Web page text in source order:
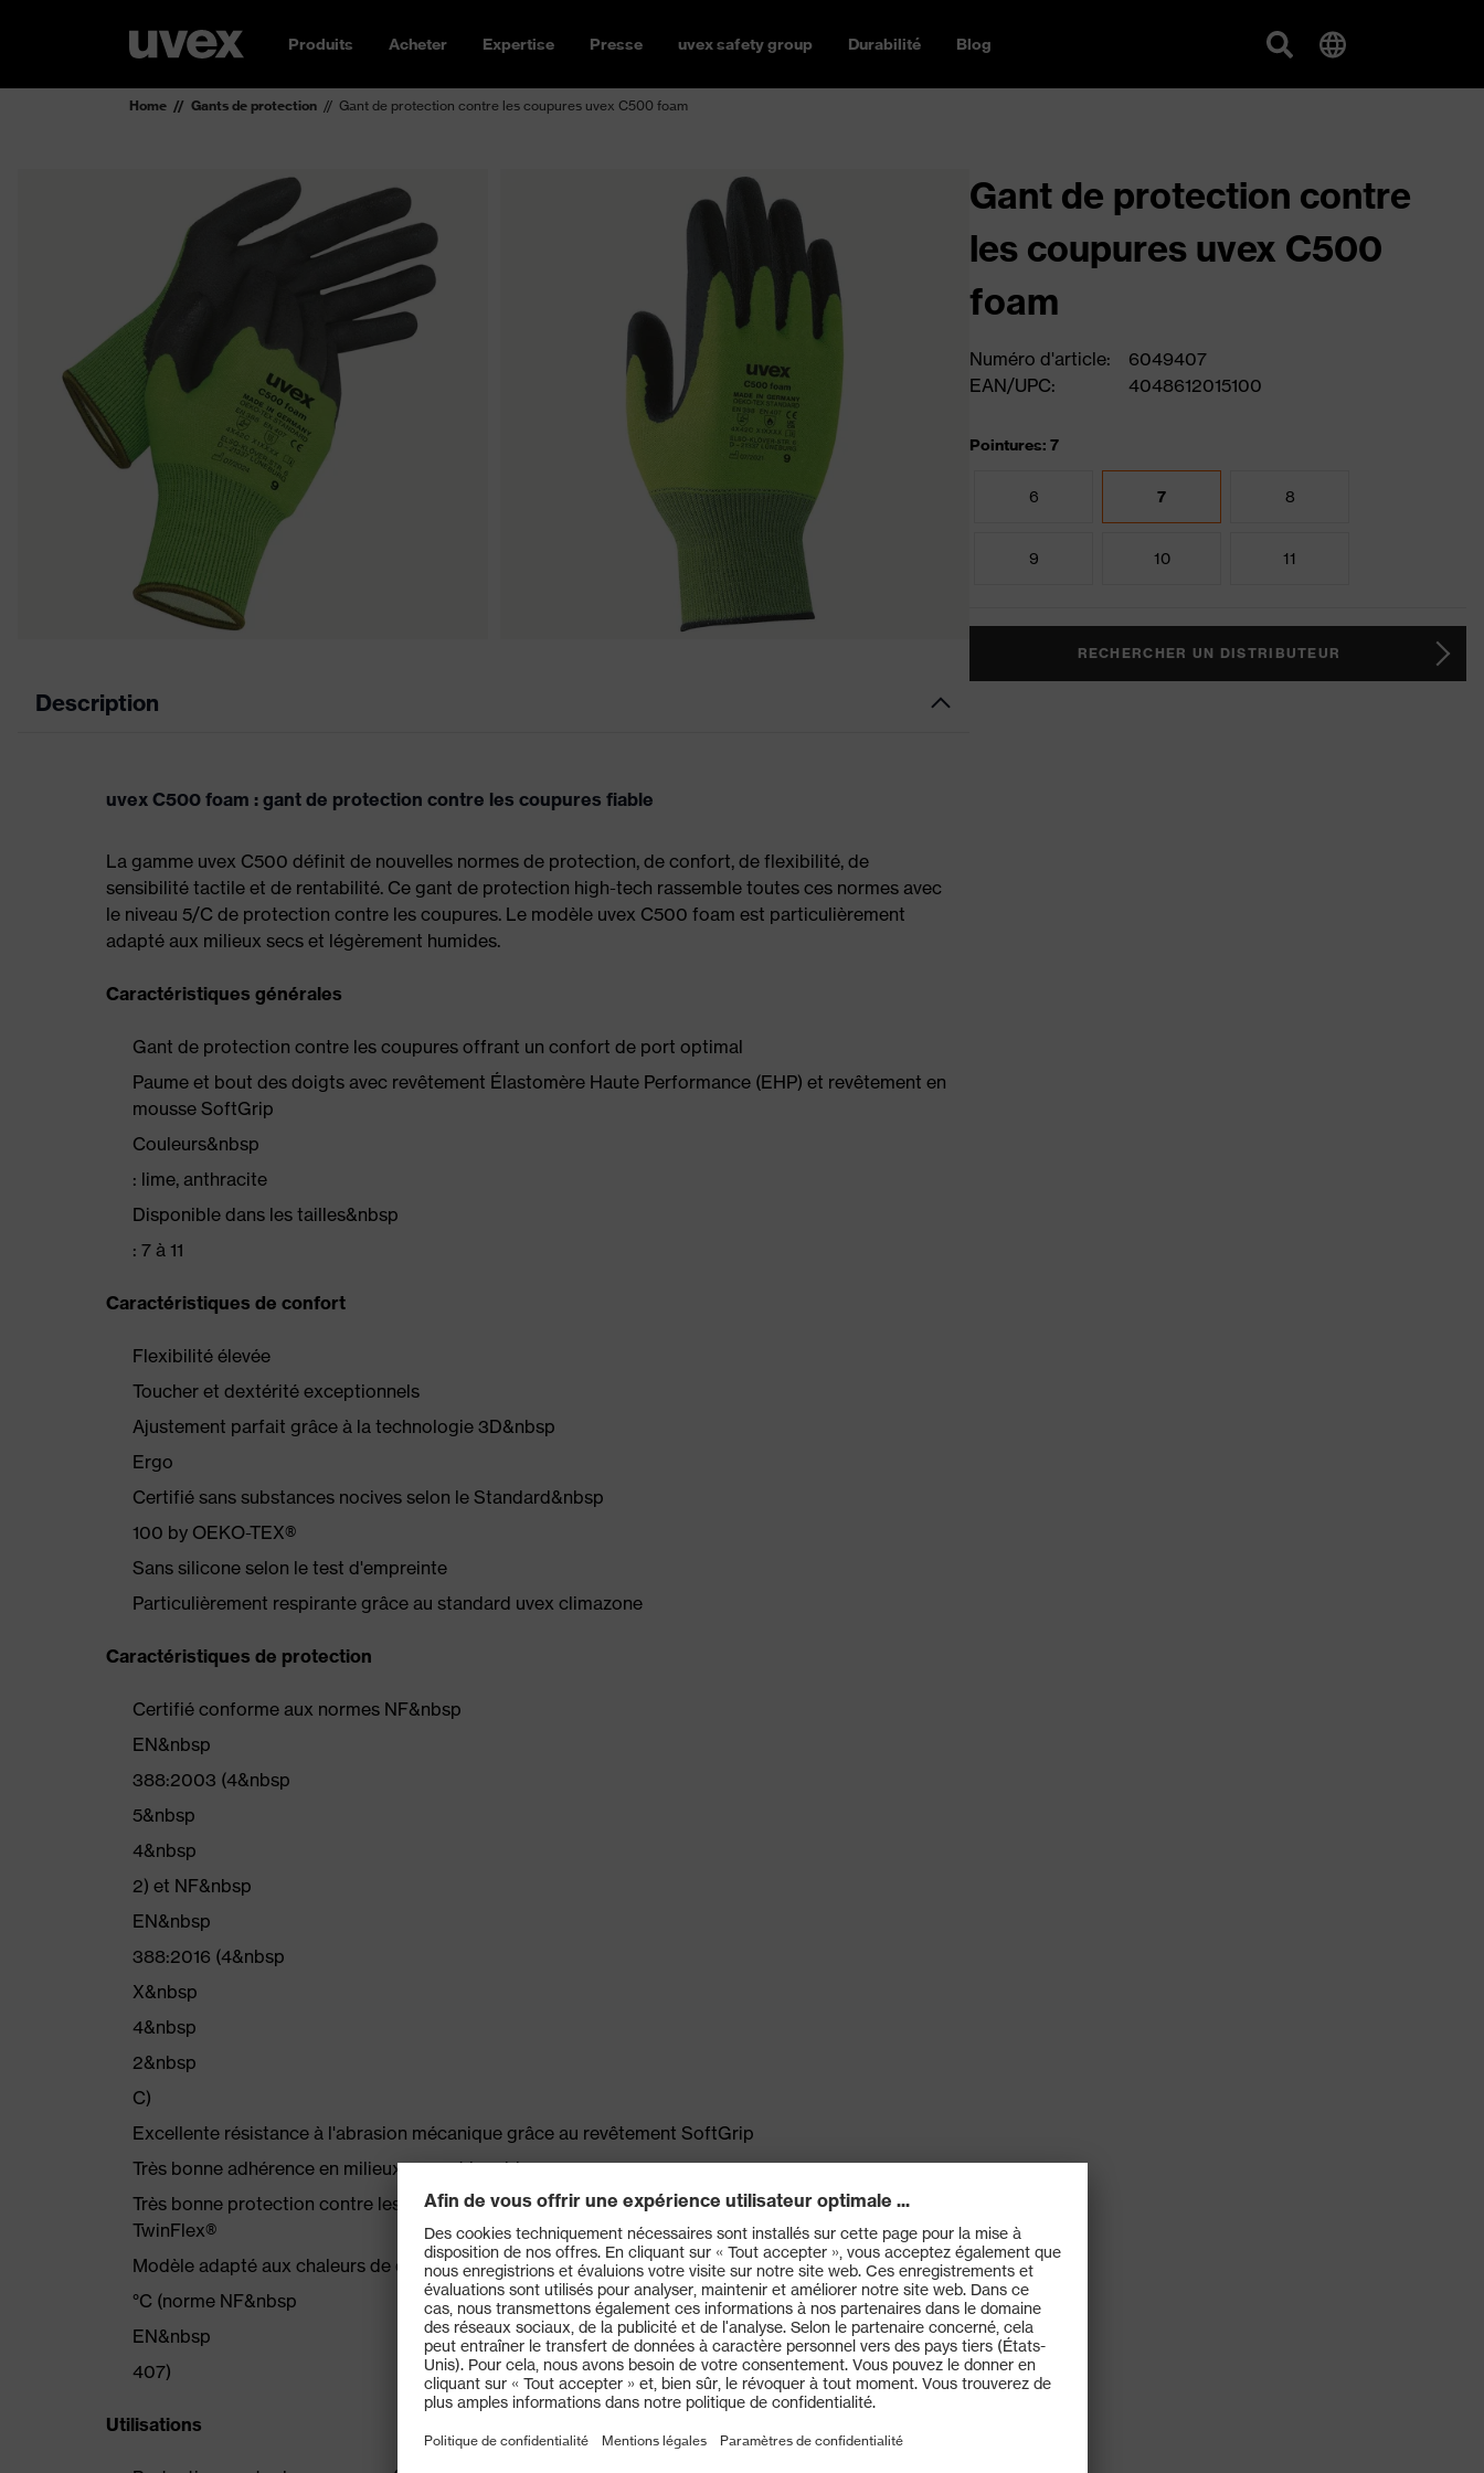
Produits Acheter Expertise Presse uvex safety group Durabilité Blog
Home Gants de protection Gant de protection contre les coupures uvex C500 foam
Description
uvex C500 foam : gant de protection contre les coupures fiable
La gamme uvex C500 définit de nouvelles normes de protection, de confort, de flexibilité, de
sensibilité tactile et de rentabilité. Ce gant de protection high-tech rassemble toutes ces normes avec
le niveau 5/C de protection contre les coupures. Le modèle uvex C500 foam est particulièrement
adapté aux milieux secs et légèrement humides.
Caractéristiques générales
Gant de protection contre les coupures offrant un confort de port optimal
Paume et bout des doigts avec revêtement Élastomère Haute Performance (EHP) et revêtement en
mousse SoftGrip
Couleurs&nbsp
: lime, anthracite
Disponible dans les tailles&nbsp
: 7 à 11
Caractéristiques de confort
Flexibilité élevée
Toucher et dextérité exceptionnels
Ajustement parfait grâce à la technologie 3D&nbsp
Ergo
Certifié sans substances nocives selon le Standard&nbsp
100 by OEKO-TEX®
Sans silicone selon le test d'empreinte
Particulièrement respirante grâce au standard uvex climazone
Caractéristiques de protection
Certifié conforme aux normes NF&nbsp
EN&nbsp
388:2003 (4&nbsp
5&nbsp
4&nbsp
2) et NF&nbsp
EN&nbsp
388:2016 (4&nbsp
X&nbsp
4&nbsp
2&nbsp
C)
Excellente résistance à l'abrasion mécanique grâce au revêtement SoftGrip
Très bonne adhérence en milieux secs et humides
Très bonne protection contre les coupures grâce à la technologie brevetée uvex Bamboo
TwinFlex®
Modèle adapté aux chaleurs de contact jusqu'à +100&nbsp
°C (norme NF&nbsp
EN&nbsp
407)
Utilisations
Gant de protection contre
les coupures uvex C500
foam
Numéro d'article:
6049407
EAN/UPC:
4048612015100
Pointures: 7
6 7 8
9 10 11
RECHERCHER UN DISTRIBUTEUR